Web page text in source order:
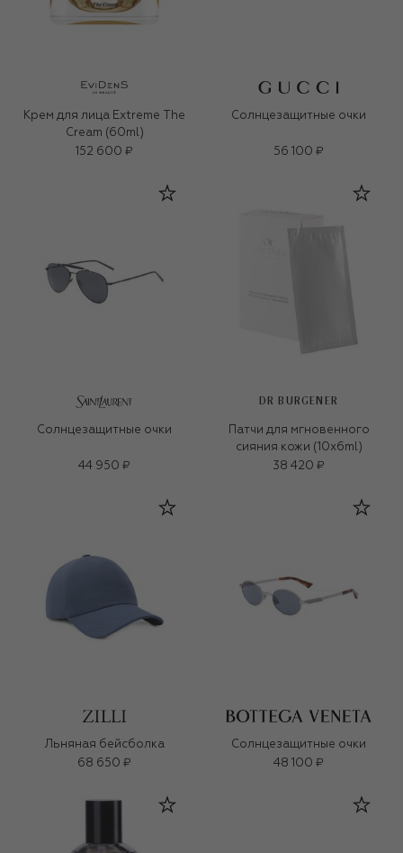
Крем для лица Extreme The
Cream (60ml)
152 600 ₽
Солнцезащитные очки
56 100 ₽
Солнцезащитные очки
44 950 ₽
DR BURGENER
Патчи для мгновенного
сияния кожи (10x6ml)
38 420 ₽
Льняная бейсболка
68 650 ₽
Солнцезащитные очки
48 100 ₽